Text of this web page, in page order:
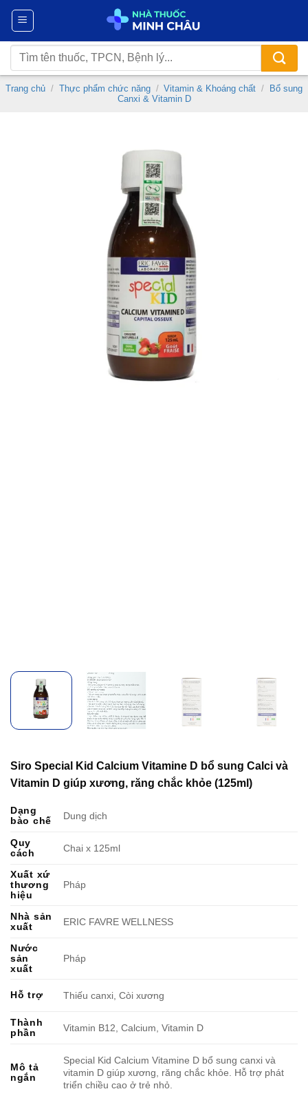
Chuyển
nội
dung
Tìm
kiếm:
Trang chủ / Thực phẩm chức năng / Vitamin & Khoáng chất /
Bổ sung
Canxi & Vitamin D
Siro Special Kid Calcium Vitamine D bổ sung Calci và
Vitamin D giúp xương, răng chắc khỏe (125ml)
Dạng
bào chế
Dung dịch
Quy
cách
Chai x 125ml
Xuất xứ
thương
hiệu
Pháp
Nhà sản
xuất
ERIC FAVRE WELLNESS
Nước
sản
xuất
Pháp
Hỗ trợ Thiếu canxi, Còi xương
Thành
phần
Vitamin B12, Calcium, Vitamin D
Mô tả
ngắn
Special Kid Calcium Vitamine D bổ sung canxi và
vitamin D giúp xương, răng chắc khỏe. Hỗ trợ phát
triển chiều cao ở trẻ nhỏ.